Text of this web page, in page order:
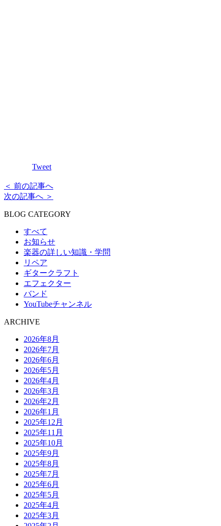
Tweet
＜ 前の記事へ
次の記事へ ＞
BLOG CATEGORY
すべて
お知らせ
楽器の詳しい知識・学問
リペア
ギタークラフト
エフェクター
バンド
YouTubeチャンネル
ARCHIVE
2026年8月
2026年7月
2026年6月
2026年5月
2026年4月
2026年3月
2026年2月
2026年1月
2025年12月
2025年11月
2025年10月
2025年9月
2025年8月
2025年7月
2025年6月
2025年5月
2025年4月
2025年3月